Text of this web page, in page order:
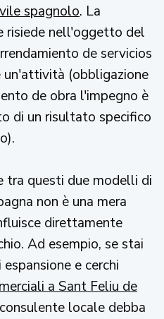
spagnolo. La
risiede nell'oggetto del
de servicios
un'attività (obbligazione
de obra l'impegno è
di un risultato specifico
tra questi due modelli di
non è una mera
direttamente
Ad esempio, se stai
e cerchi
a Sant Feliu de
locale debba